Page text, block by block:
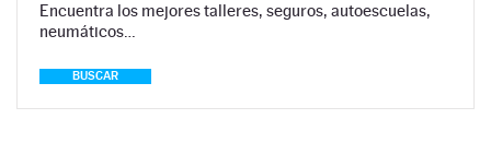
Encuentra los mejores talleres, seguros, autoescuelas,
neumáticos…
BUSCAR